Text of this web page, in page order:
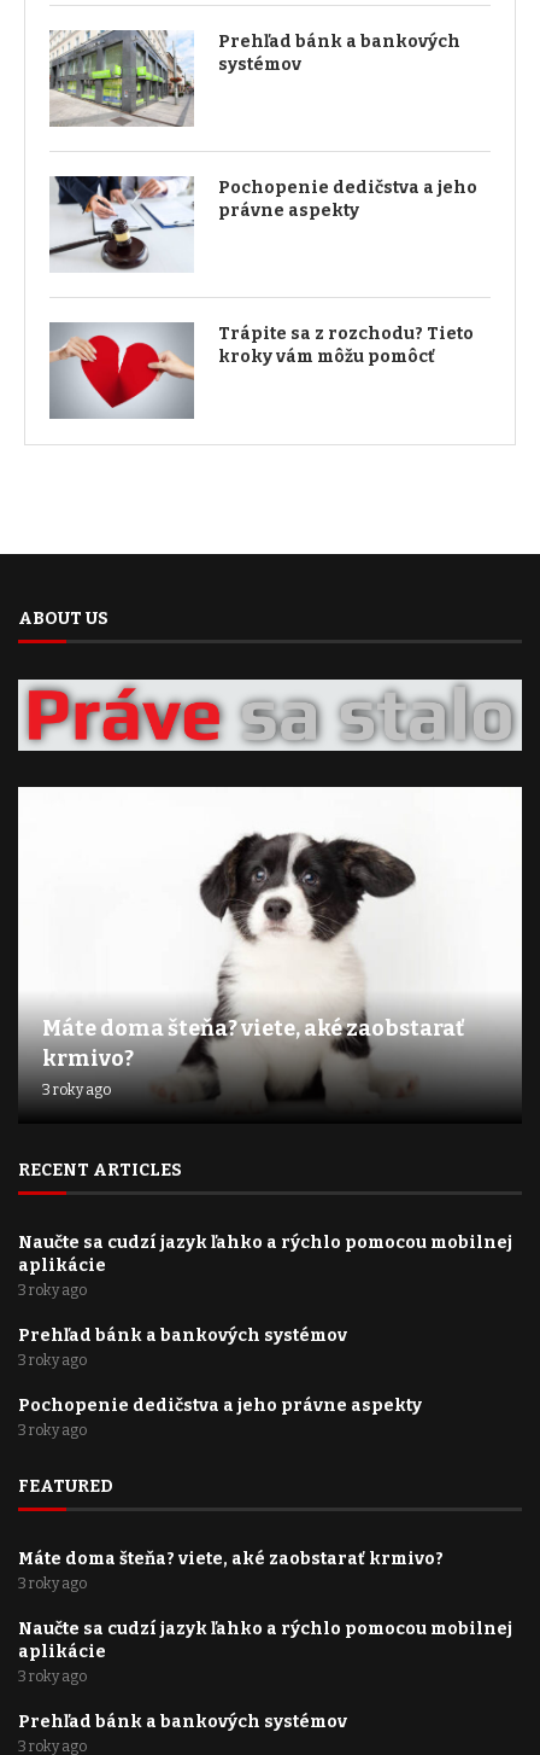
Prehľad bánk a bankových
systémov
Pochopenie dedičstva a jeho
právne aspekty
Trápite sa z rozchodu? Tieto
kroky vám môžu pomôcť
ABOUT US
Máte doma šteňa? viete, aké zaobstarať
krmivo?
3 roky ago
RECENT ARTICLES
Naučte sa cudzí jazyk ľahko a rýchlo pomocou mobilnej
aplikácie
3 roky ago
Prehľad bánk a bankových systémov
3 roky ago
Pochopenie dedičstva a jeho právne aspekty
3 roky ago
FEATURED
Máte doma šteňa? viete, aké zaobstarať krmivo?
3 roky ago
Naučte sa cudzí jazyk ľahko a rýchlo pomocou mobilnej
aplikácie
3 roky ago
Prehľad bánk a bankových systémov
3 roky ago